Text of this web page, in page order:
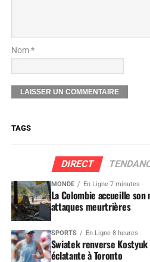
Nom *
TAGS
DIRECT
MONDE En Ligne 7 minutes
La Colombie accueille
attaques meurtrières
SPORTS En Ligne 8 heures
Swiatek renverse Kostyuk
éclatante à Toronto